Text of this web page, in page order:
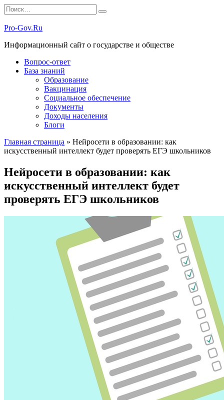
Перейти
к
содержанию
Search
for:
Pro-Gov.Ru
Информационный сайт о государстве и обществе
Вопрос-ответ
База знаний
Образование
Вакцинация
Социальное обеспечение
Документы
Доходы населения
Блоги
Главная страница » Нейросети в образовании: как
искусственный интеллект будет проверять ЕГЭ школьников
Нейросети в образовании: как
искусственный интеллект будет
проверять ЕГЭ школьников